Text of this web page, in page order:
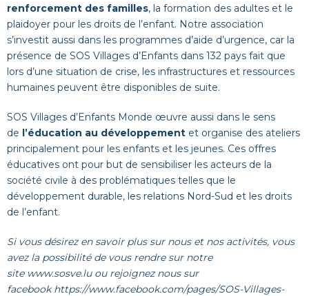
renforcement des familles, la formation des adultes et le
plaidoyer pour les droits de l’enfant. Notre association
s’investit aussi dans les programmes d’aide d’urgence, car la
présence de SOS Villages d’Enfants dans 132 pays fait que
lors d’une situation de crise, les infrastructures et ressources
humaines peuvent être disponibles de suite.
SOS Villages d’Enfants Monde œuvre aussi dans le sens
de l’éducation au développement et organise des ateliers
principalement pour les enfants et les jeunes. Ces offres
éducatives ont pour but de sensibiliser les acteurs de la
société civile à des problématiques telles que le
développement durable, les relations Nord-Sud et les droits
de l’enfant.
Si vous désirez en savoir plus sur nous et nos activités, vous
avez la possibilité de vous rendre sur notre
site www.sosve.luou rejoignez nous sur
facebookhttps://www.facebook.com/pages/SOS-Villages-